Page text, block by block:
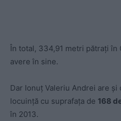
În total, 334,91 metri pătrați în
avere în sine.
Dar Ionuț Valeriu Andrei are
locuință cu suprafața de 168
în 2013.